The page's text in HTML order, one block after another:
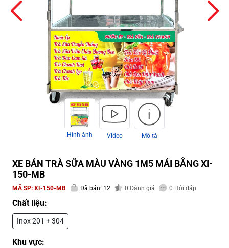
Hình ảnh Video Mô tả
XE BÁN TRÀ SỮA MÀU VÀNG 1M5 MÁI BẰNG XI-
150-MB
MÃ SP: XI-150-MB Đã bán: 12 0 Đánh giá 0 Hỏi đáp
Chất liệu:
Inox 201 + 304
Khu vực: